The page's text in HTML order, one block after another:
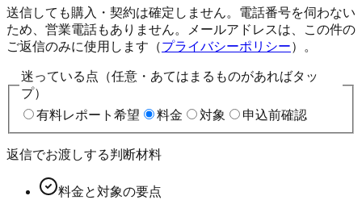
送信しても購入・契約は確定しません。電話番号を伺わない
ため、営業電話もありません。メールアドレスは、この件の
ご返信のみに使用します（プライバシーポリシー）。
迷っている点（任意・あてはまるものがあればタッ
プ）
有料レポート希望
料金 対象 申込前確認
返信でお渡しする判断材料
料金と対象の要点